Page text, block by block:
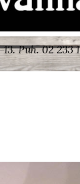
Puh. 02 233